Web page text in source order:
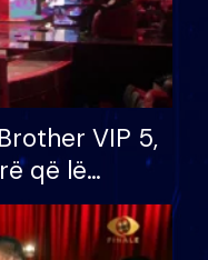
VIP 5,
që lë
për